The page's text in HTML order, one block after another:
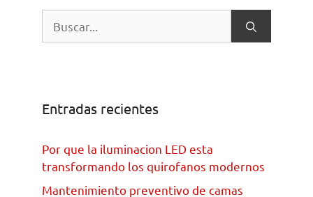
Entradas recientes
Por que la iluminacion LED esta
transformando los quirofanos modernos
Mantenimiento preventivo de camas